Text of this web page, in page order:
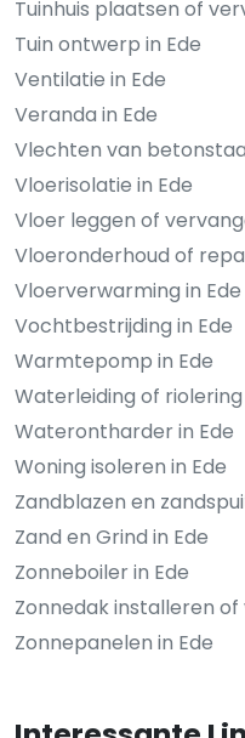
Tuinhuis plaatsen of
Tuin ontwerp in Ede
Ventilatie in Ede
Veranda in Ede
Vlechten van
Vloerisolatie in Ede
Vloer leggen of
Vloeronderhoud of
Vloerverwarming in Ede
Vochtbestrijding in Ede
Warmtepomp in Ede
Waterleiding of
Waterontharder in Ede
Woning isoleren in Ede
Zandblazen en
Zand en Grind in Ede
Zonneboiler in Ede
Zonnedak installeren of
Zonnepanelen in Ede